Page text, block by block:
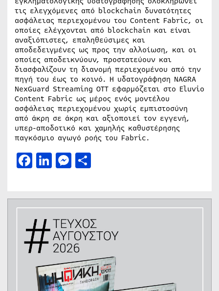
τις ελεγχόμενες από blockchain δυνατότητες
ασφάλειας περιεχομένου του Content Fabric, οι
οποίες ελέγχονται από blockchain και είναι
αναξιόπιστες, επαληθεύσιμες και
αποδεδειγμένες ως προς την αλλοίωση, και οι
οποίες αποδεικνύουν, προστατεύουν και
διασφαλίζουν τη διανομή περιεχομένου από την
πηγή του έως το κοινό. Η υδατογράφηση NAGRA
NexGuard Streaming OTT εφαρμόζεται στο Eluvio
Content Fabric ως μέρος ενός μοντέλου
ασφάλειας περιεχομένου χωρίς εμπιστοσύνη
από άκρη σε άκρη και αξιοποιεί τον εγγενή,
υπερ-αποδοτικό και χαμηλής καθυστέρησης
παγκόσμιο αγωγό ροής του Fabric.
Facebook
LinkedIn
Messenger